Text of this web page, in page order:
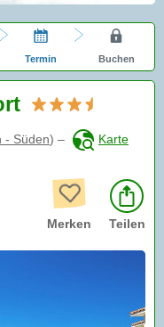
Termin Buchen
- Süden) – Karte
Merken Teilen